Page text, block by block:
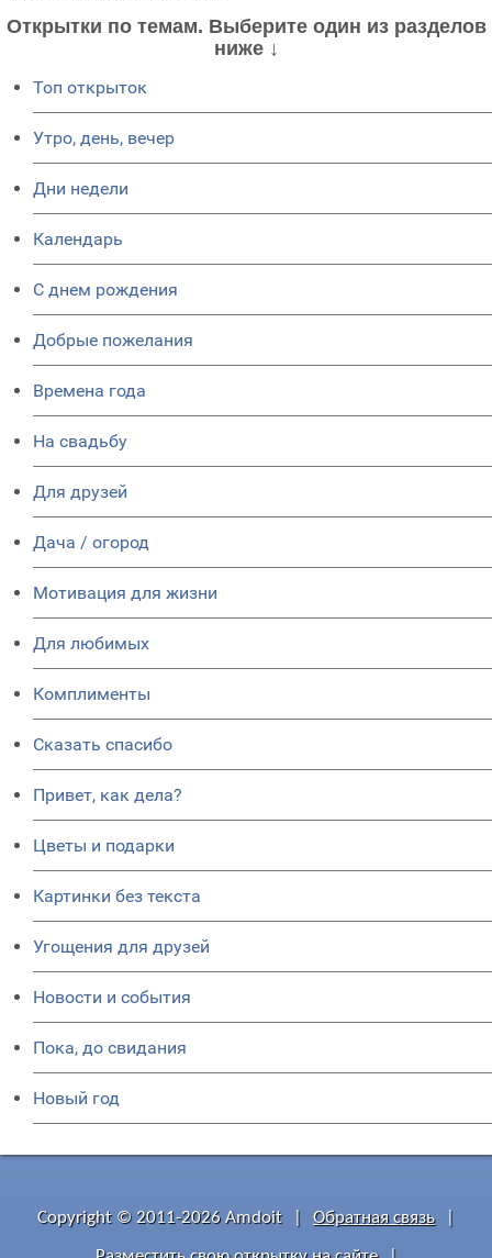
Открытки по темам. Выберите один из разделов
ниже ↓
Топ открыток
Утро, день, вечер
Дни недели
Календарь
C днем рождения
Добрые пожелания
Времена года
На свадьбу
Для друзей
Дача / огород
Мотивация для жизни
Для любимых
Комплименты
Сказать спасибо
Привет, как дела?
Цветы и подарки
Картинки без текста
Угощения для друзей
Новости и события
Пока, до свидания
Новый год
Copyright © 2011-2026 Amdoit Обратная связь